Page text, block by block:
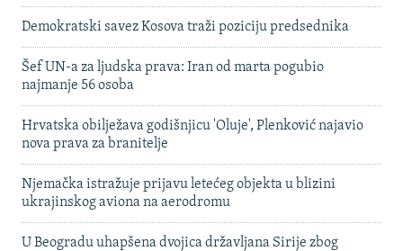
Demokratski savez Kosova traži poziciju predsednika
Šef UN-a za ljudska prava: Iran od marta pogubio
najmanje 56 osoba
Hrvatska obilježava godišnjicu 'Oluje', Plenković najavio
nova prava za branitelje
Njemačka istražuje prijavu letećeg objekta u blizini
ukrajinskog aviona na aerodromu
U Beogradu uhapšena dvojica državljana Sirije zbog